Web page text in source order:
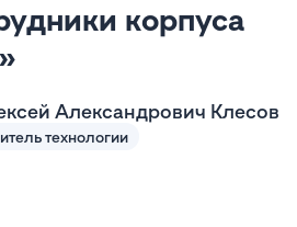
корпуса
Александрович Клесов
технологии